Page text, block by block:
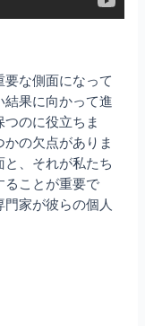
な側面になって
結果に向かって進
のに役立ちま
の欠点がありま
、それが私たち
ることが重要で
家が彼らの個人